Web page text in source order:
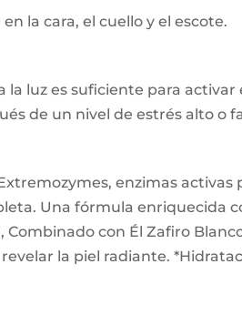
la cara, el cuello y el escote.
la luz es suficiente para
de un nivel de estrés alto o
enzimas
Una fórmula enriquecida
con Él Zafiro
la piel radiante.